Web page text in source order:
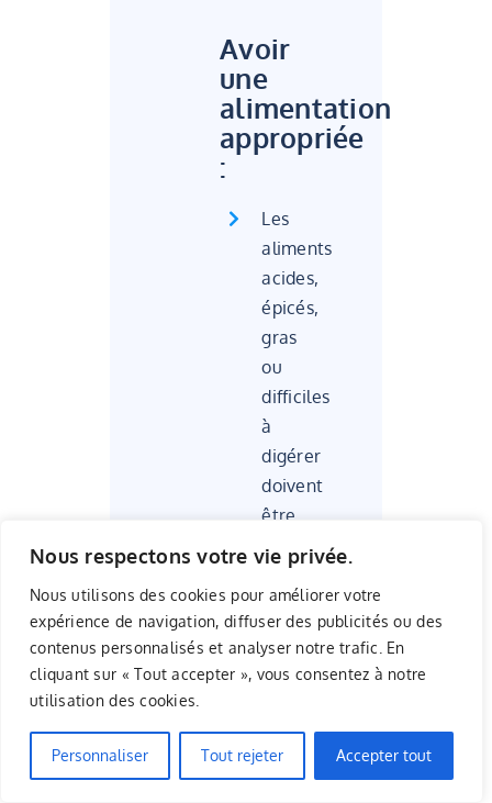
Nous respectons votre vie privée.
Nous utilisons des cookies pour améliorer votre
expérience de navigation, diffuser des publicités ou des
contenus personnalisés et analyser notre trafic. En
cliquant sur « Tout accepter », vous consentez à notre
utilisation des cookies.
Personnaliser Tout rejeter Accepter tout
Avoir
une
alimentation
appropriée
:
Les
aliments
acides,
épicés,
gras
ou
difficiles
à
digérer
doivent
être
évités.
Privilégiez
les
petites
quantités
nourriture
et